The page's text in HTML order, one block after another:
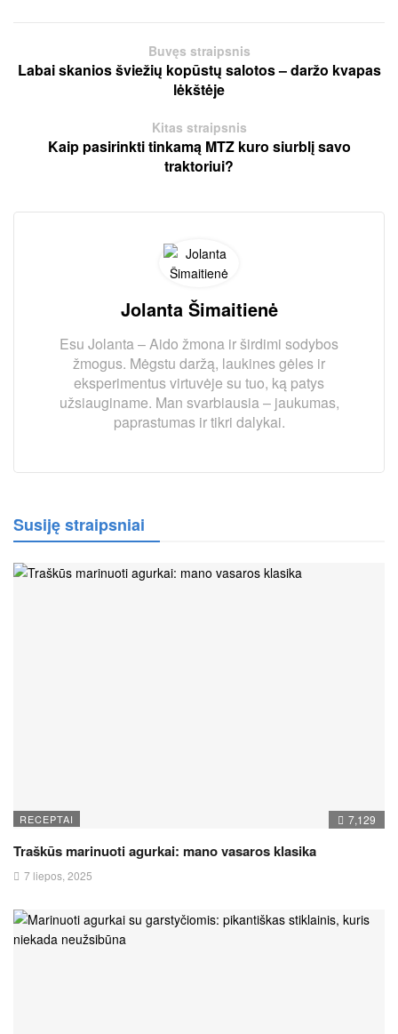
Buvęs straipsnis
Labai skanios šviežių kopūstų salotos – daržo kvapas
lėkštėje
Kitas straipsnis
Kaip pasirinkti tinkamą MTZ kuro siurblį savo
traktoriui?
Jolanta Šimaitienė
Esu Jolanta – Aido žmona ir širdimi sodybos
žmogus. Mėgstu daržą, laukines gėles ir
eksperimentus virtuvėje su tuo, ką patys
užsiauginame. Man svarbiausia – jaukumas,
paprastumas ir tikri dalykai.
Susiję straipsniai
RECEPTAI 7,129
Traškūs marinuoti agurkai: mano vasaros klasika
7 liepos, 2025